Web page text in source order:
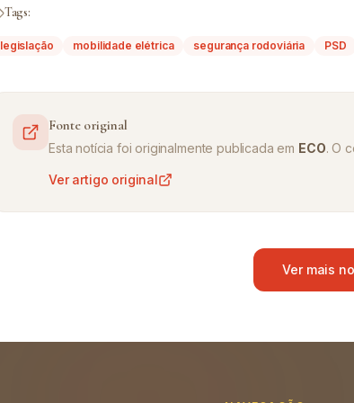
Tags:
legislação mobilidade elétrica segurança rodoviária PSD
Fonte original
Esta notícia foi originalmente publicada em ECO. O
Ver artigo original
Ver mais